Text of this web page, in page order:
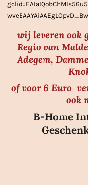
n
wij leveren ook
Regio van
Adegem,
of voor 6 Euro
ook
B-Home